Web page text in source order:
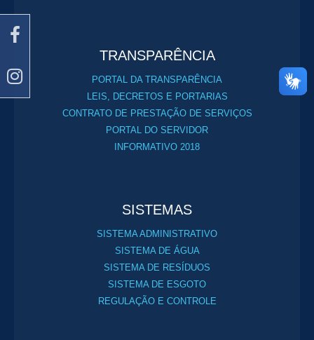
TRANSPARÊNCIA
PORTAL DA TRANSPARÊNCIA
LEIS, DECRETOS E PORTARIAS
CONTRATO DE PRESTAÇÃO DE SERVIÇOS
PORTAL DO SERVIDOR
INFORMATIVO 2018
SISTEMAS
SISTEMA ADMINISTRATIVO
SISTEMA DE ÁGUA
SISTEMA DE RESÍDUOS
SISTEMA DE ESGOTO
REGULAÇÃO E CONTROLE